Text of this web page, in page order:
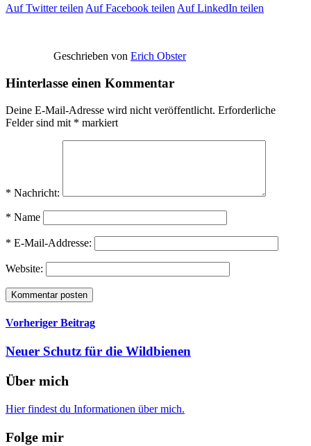
Auf Twitter teilen Auf Facebook teilen Auf LinkedIn teilen
Geschrieben von Erich Obster
Hinterlasse einen Kommentar
Deine E-Mail-Adresse wird nicht veröffentlicht. Erforderliche
Felder sind mit * markiert
* Nachricht:
* Name
* E-Mail-Addresse:
Website:
Vorheriger Beitrag
Neuer Schutz für die Wildbienen
Über mich
Hier findest du Informationen über mich.
Folge mir